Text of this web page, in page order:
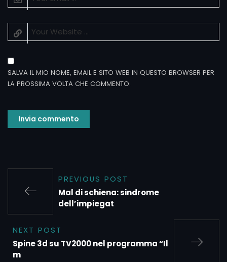
SALVA IL MIO NOME, EMAIL E SITO WEB IN QUESTO BROWSER PER
LA PROSSIMA VOLTA CHE COMMENTO.
PREVIOUS POST
Mal di schiena: sindrome
dell’impiegat
NEXT POST
Spine 3d su TV2000 nel programma “Il
m